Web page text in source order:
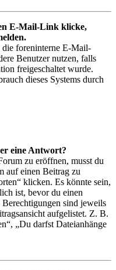
E-Mail-Link klicke,
foreninterne E-Mail-
Benutzer nutzen, falls
freigeschaltet wurde.
dieses Systems durch
eine Antwort?
zu eröffnen, musst du
auf einen Beitrag zu
klicken. Es könnte sein,
ist, bevor du einen
sind jeweils
aufgelistet. Z. B.
„Du darfst Dateianhänge